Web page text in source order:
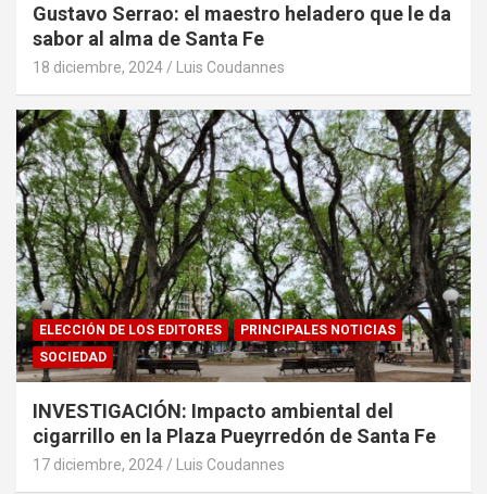
Gustavo Serrao: el maestro heladero que le da
sabor al alma de Santa Fe
18 diciembre, 2024 Luis Coudannes
ELECCIÓN DE LOS EDITORES
PRINCIPALES NOTICIAS
SOCIEDAD
INVESTIGACIÓN: Impacto ambiental del
cigarrillo en la Plaza Pueyrredón de Santa Fe
17 diciembre, 2024 Luis Coudannes